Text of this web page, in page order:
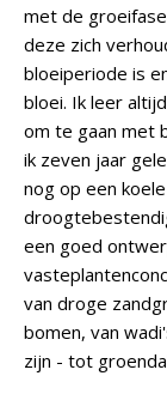
met de
deze zich
bloeiperiode is
bloei. Ik leer
om te gaan met
ik zeven jaar
nog op een
een goed
van droge
bomen, van
zijn - tot